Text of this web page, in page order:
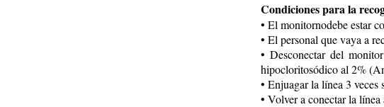
Condiciones para la
• El monitornodebe estar
• El personal que vaya a
• Desconectar del
hipocloritosódico al 2%
• Enjuagar la línea 3 veces
• Volver a conectar la